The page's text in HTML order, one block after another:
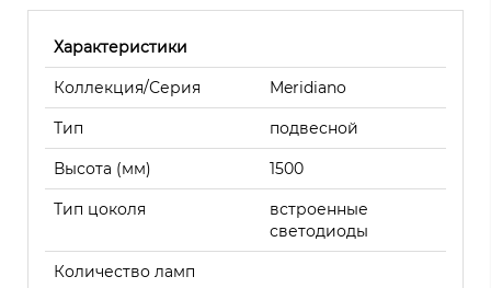
Характеристики
Коллекция/Серия Meridiano
Тип подвесной
Высота (мм) 1500
Тип цоколя
встроенные
светодиоды
Количество ламп